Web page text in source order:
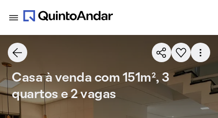
Casa à venda com 151m², 3
quartos e 2 vagas